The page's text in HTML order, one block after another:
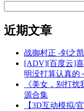
近期文章
战御村正 -剑之
[ADV][百度云]
明没打算认真的
《美女，别打
源合集
【3D互动模拟/